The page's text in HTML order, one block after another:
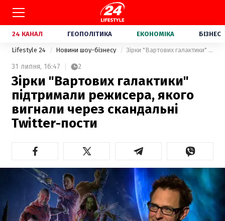
24 КАНАЛ ГЕОПОЛІТИКА ЕКОНОМІКА БІЗНЕС
Lifestyle 24 Новини шоу-бізнесу Зірки "Вартових галактики" підтримали режисера, якого вигнали через скандальні Twitter-пости
31 липня, 16:47 2
Зірки "Вартових галактики"
підтримали режисера, якого
вигнали через скандальні
Twitter-пости